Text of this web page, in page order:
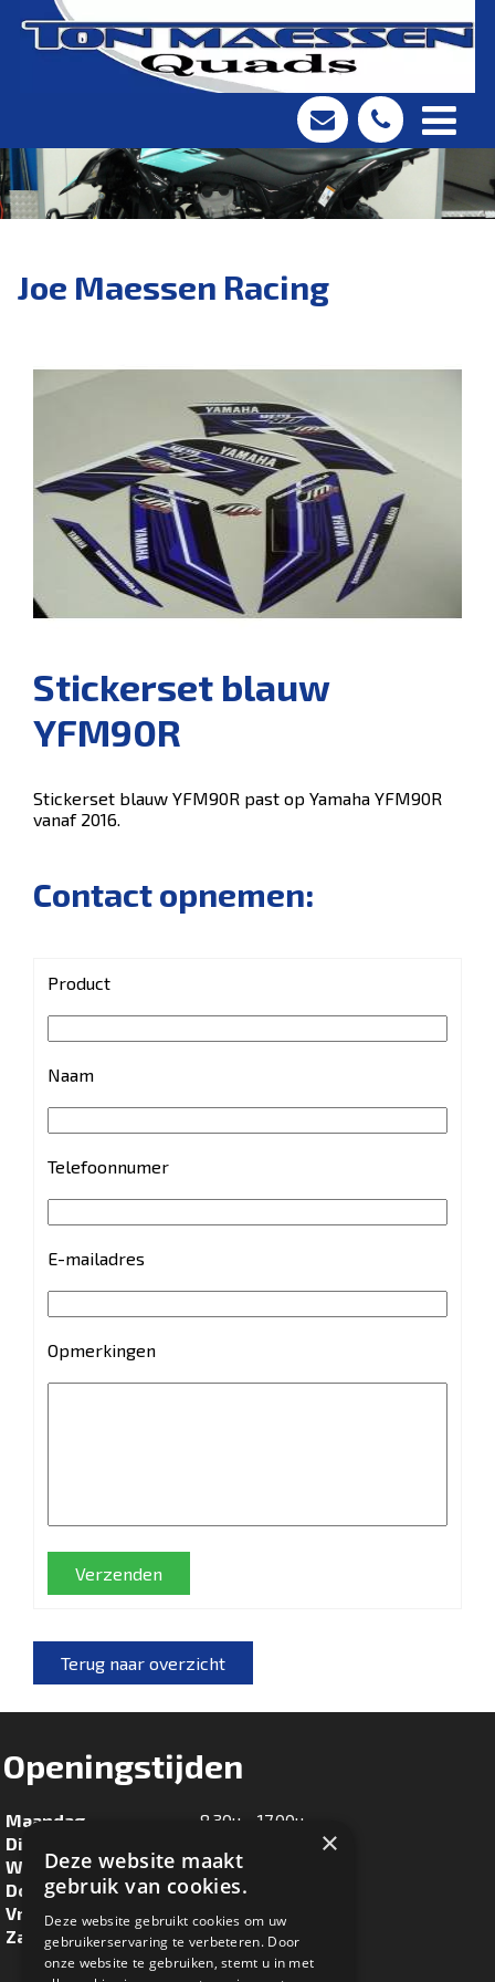
Joe Maessen Racing
Stickerset blauw
YFM90R
Stickerset blauw YFM90R past op Yamaha YFM90R
vanaf 2016.
Contact opnemen:
Product
Naam
Telefoonnumer
E-mailadres
Opmerkingen
Verzenden
Terug naar overzicht
Openingstijden
Maandag
8.30u - 17.00u
Dinsdag
Woensdag
8.30u - 17.00u
Donderdag
8.30u - 17.00u
Vrijdag
8.30u - 17.00u
Zaterdag
8.30u - 16.00u
×
Deze website maakt
gebruik van cookies.
Deze website gebruikt cookies om uw
gebruikerservaring te verbeteren. Door
onze website te gebruiken, stemt u in met